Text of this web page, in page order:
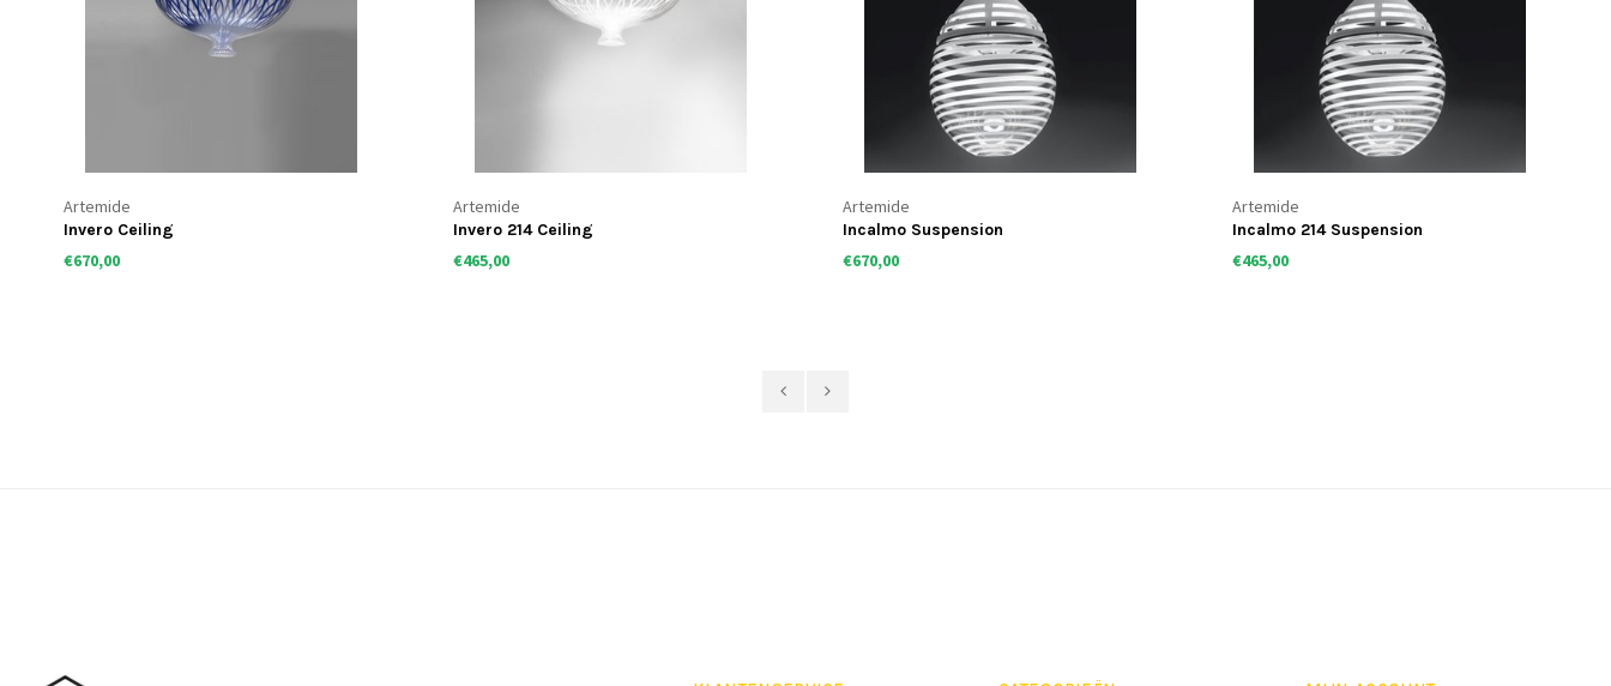
Artemide
Invero Ceiling
€670,00
Artemide
Invero 214 Ceiling
€465,00
Artemide
Incalmo Suspension
€670,00
Artemide
Incalmo 214 Suspension
€465,00